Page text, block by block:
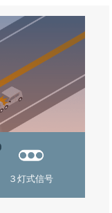
３灯式信号